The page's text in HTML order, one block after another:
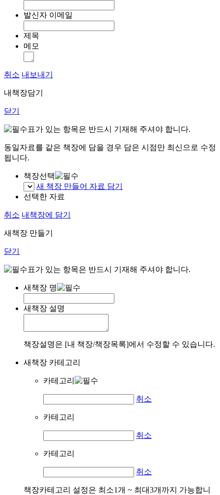
발신자 이메일
제목
메모
취소 내보내기
내책장담기
닫기
표가 있는 항목은 반드시 기재해 주셔야 합니다.
동일자료를 같은 책장에 담을 경우 담은 시점만 최신으로 수정
됩니다.
책장선택
새 책장 만들어 자료 담기
선택한 자료
취소 내책장에 담기
새책장 만들기
닫기
표가 있는 항목은 반드시 기재해 주셔야 합니다.
새책장 명
새책장 설명
책장설명은 [내 책장/책장목록]에서 수정할 수 있습니다.
새책장 카테고리
카테고리
취소
카테고리
취소
카테고리
취소
책장카테고리 설정은 최소1개 ~ 최대3개까지 가능합니